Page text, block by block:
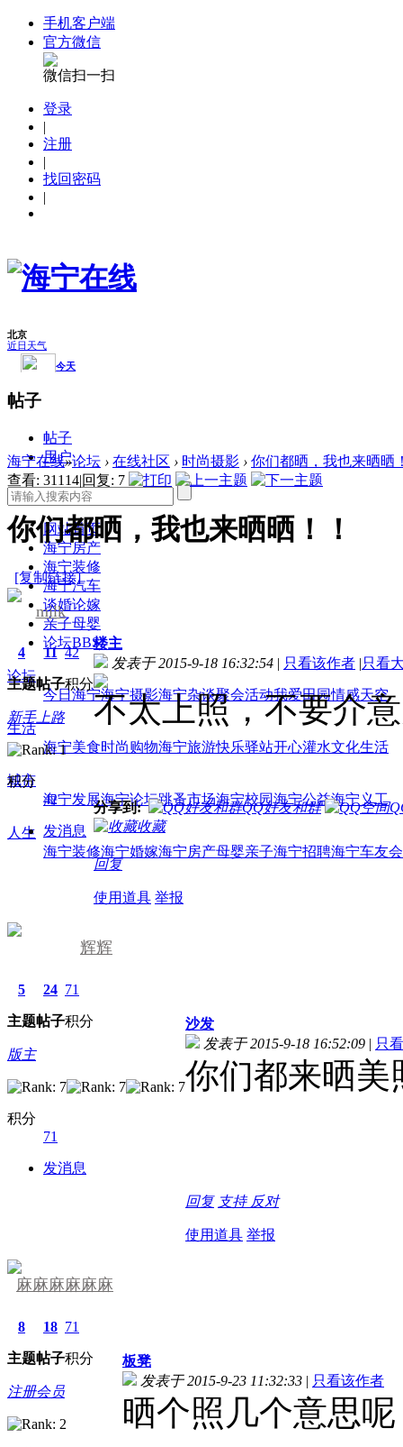
手机客户端
官方微信
微信扫一扫
登录
|
注册
|
找回密码
|
帖子
帖子
用户
网站首页
海宁房产
海宁装修
海宁汽车
谈婚论嫁
亲子母婴
论坛BBS
论坛
今日海宁海宁摄影海宁杂谈聚会活动我爱田园情感天空
生活
海宁美食时尚购物海宁旅游快乐驿站开心灌水文化生活
城市
海宁发展海宁论坛跳蚤市场海宁校园海宁公益海宁义工
人生
海宁装修海宁婚嫁海宁房产母婴亲子海宁招聘海宁车友会
海宁在线»论坛 › 在线社区 › 时尚摄影 › 你们都晒，我也来晒晒
查看: 31114|回复: 7
你们都晒，我也来晒晒！！
[复制链接]
milk
4
主题
11
帖子
42
积分
新手上路
积分
42
发消息
楼主
发表于 2015-9-18 16:32:54 | 只看该作者 |只看
不太上照，不要介
分享到: QQ好友和群
收藏
回复
使用道具 举报
辉辉
5
主题
24
帖子
71
积分
版主
积分
71
发消息
沙发
发表于 2015-9-18 16:52:09 | 只
你们都来晒美
回复 支持 反对
使用道具 举报
麻麻麻麻麻麻
8
主题
18
帖子
71
积分
注册会员
板凳
发表于 2015-9-23 11:32:33 | 只看该作者
晒个照几个意思呢